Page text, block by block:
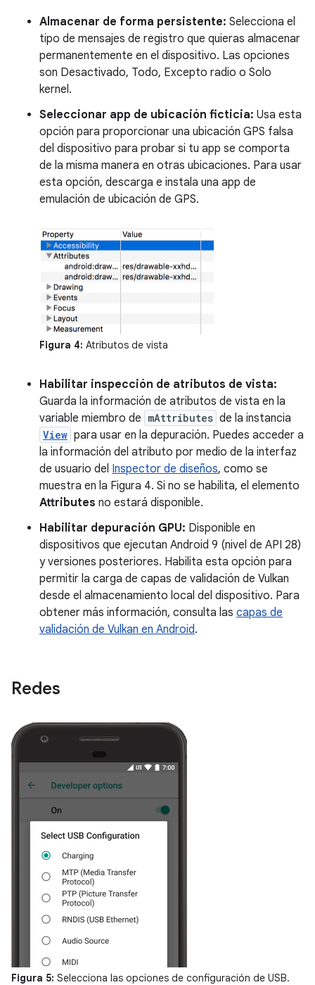
Almacenar de forma persistente: Selecciona el
tipo de mensajes de registro que quieras almacenar
permanentemente en el dispositivo. Las opciones
son Desactivado, Todo, Excepto radio o Solo
kernel.
Seleccionar app de ubicación ficticia: Usa esta
opción para proporcionar una ubicación GPS falsa
del dispositivo para probar si tu app se comporta
de la misma manera en otras ubicaciones. Para usar
esta opción, descarga e instala una app de
emulación de ubicación de GPS.
Figura 4: Atributos de vista
Habilitar inspección de atributos de vista:
Guarda la información de atributos de vista en la
variable miembro de mAttributes de la instancia
View para usar en la depuración. Puedes acceder a
la información del atributo por medio de la interfaz
de usuario del Inspector de diseños, como se
muestra en la Figura 4. Si no se habilita, el elemento
Attributes no estará disponible.
Habilitar depuración GPU: Disponible en
dispositivos que ejecutan Android 9 (nivel de API 28)
y versiones posteriores. Habilita esta opción para
permitir la carga de capas de validación de Vulkan
desde el almacenamiento local del dispositivo. Para
obtener más información, consulta las capas de
validación de Vulkan en Android.
Redes
Figura 5: Selecciona las opciones de configuración de USB.